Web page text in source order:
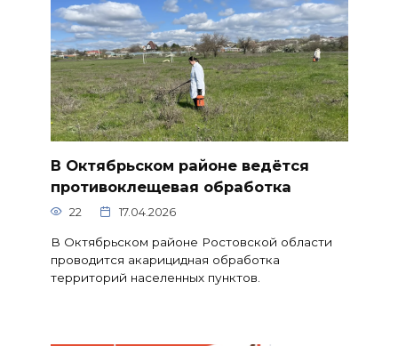
В Октябрьском районе ведётся
противоклещевая обработка
22 17.04.2026
В Октябрьском районе Ростовской области
проводится акарицидная обработка
территорий населенных пунктов.